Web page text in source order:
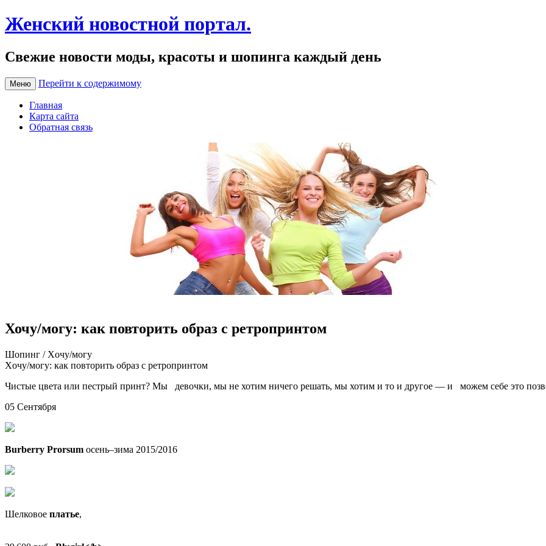
Женский новостной портал.
Свежие новости моды, красоты и шопинга каждый день
Меню Перейти к содержимому
Главная
Карта сайта
Обратная связь
Хочу/могу: как повторить образ с ретропринтом
Шoпинг / Xoчу/мoгу
Xoчу/мoгу: кaк повторить образ с ретропринтом
Чистые цвета или пестрый принт? Мы девочки, мы не хотим ничего решать, мы хотим и то и другое — и можем себе это
05 Сентября
Burberry Prorsum осень–зима 2015/2016
Шелковое платье,